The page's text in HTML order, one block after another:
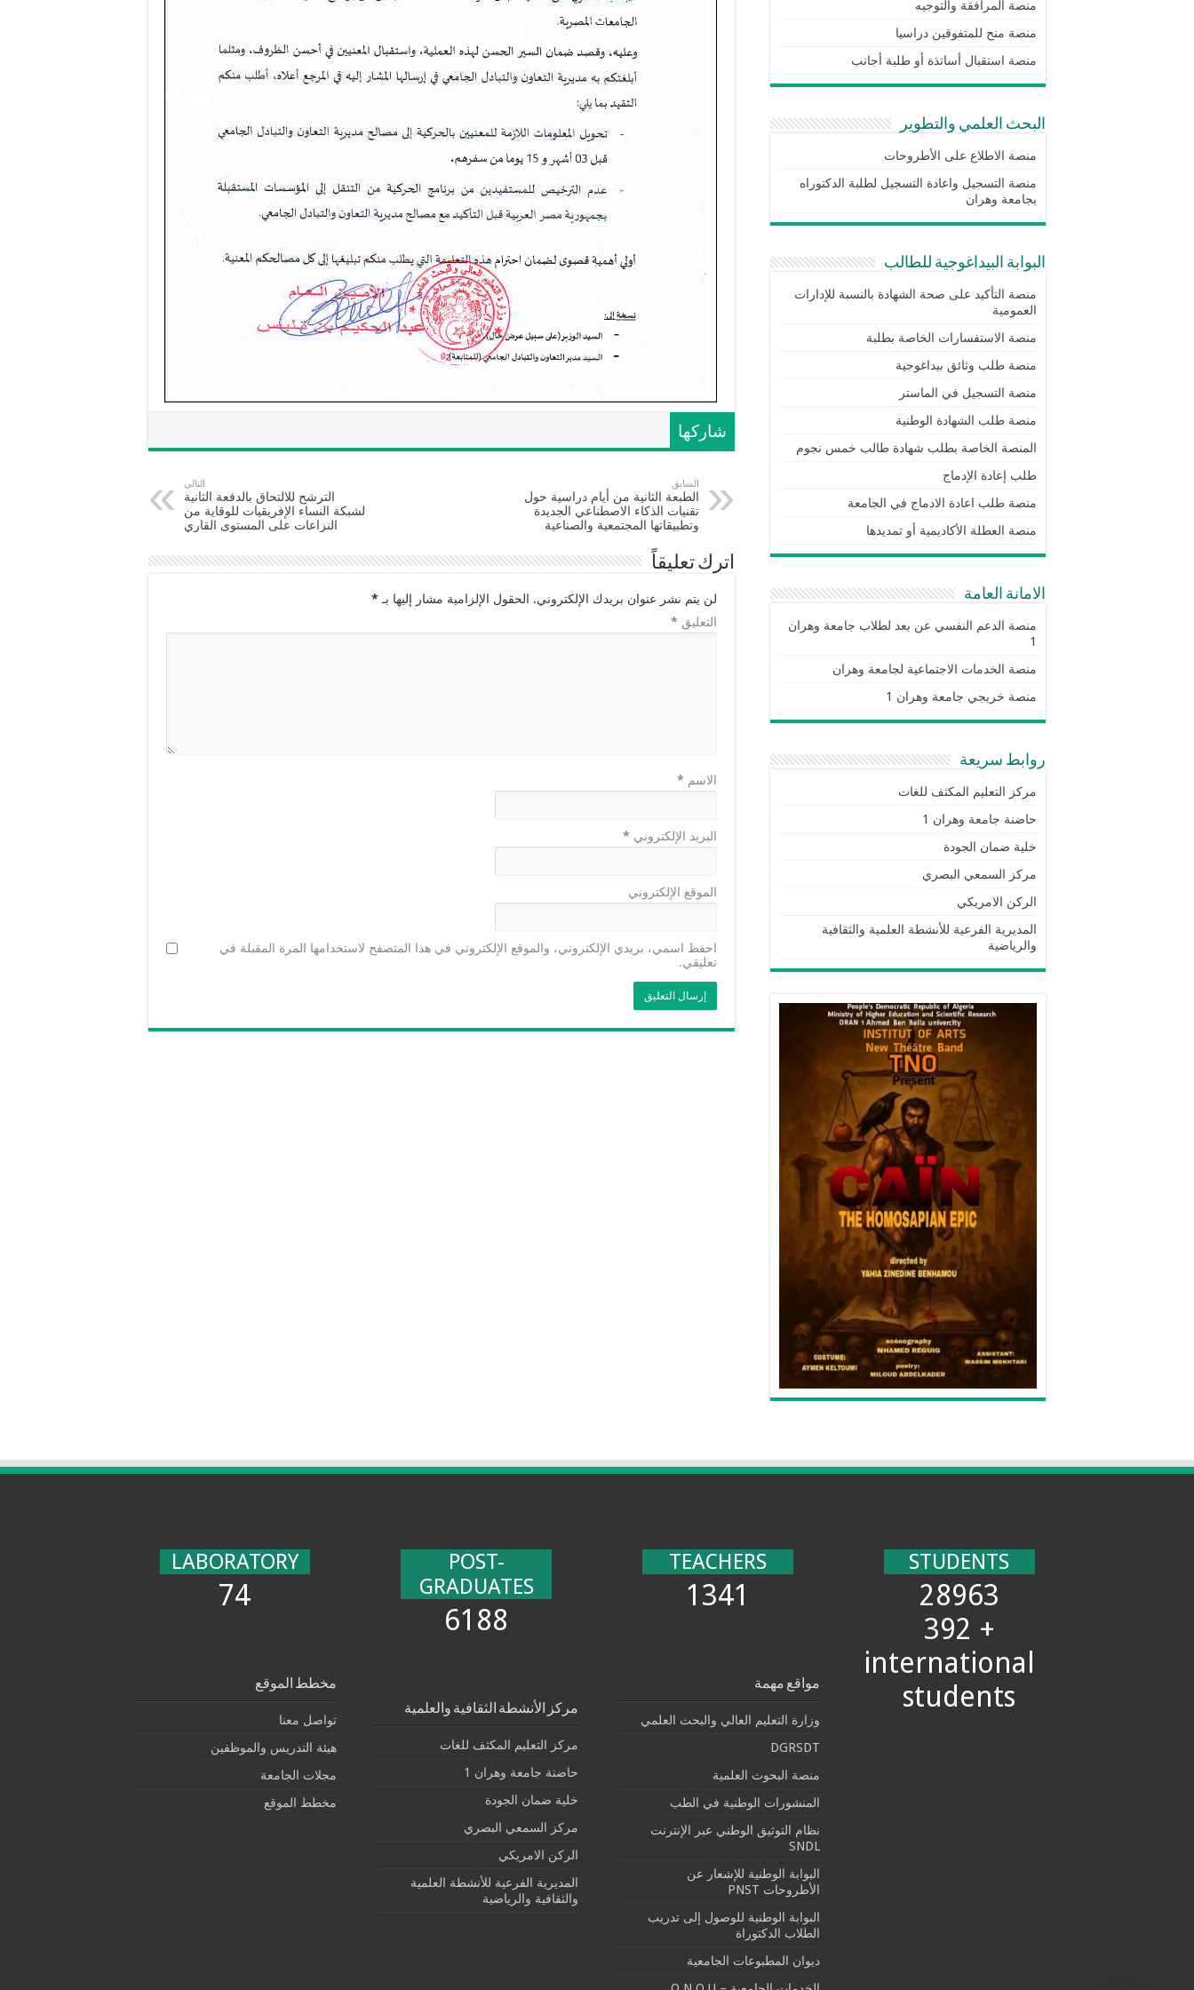
شاركها
السابق
الطبعة الثانية من أيام دراسية حول
تقنيات الذكاء الاصطناعي الجديدة
وتطبيقاتها المجتمعية والصناعية
التالي
الترشح للالتحاق بالدفعة الثانية
لشبكة النساء الإفريقيات للوقاية من
النزاعات على المستوى القاري
اترك تعليقاً
لن يتم نشر عنوان بريدك الإلكتروني. الحقول الإلزامية مشار إليها بـ *
التعليق *
الاسم *
البريد الإلكتروني *
الموقع الإلكتروني
احفظ اسمي، بريدي الإلكتروني، والموقع الإلكتروني في هذا المتصفح لاستخدامها المرة المقبلة في
تعليقي.
منصة المرافقة والتوجيه
منصة منح للمتفوقين دراسيا
منصة استقبال أساتذة أو طلبة أجانب
البحث العلمي والتطوير
منصة الاطلاع على الأطروحات
منصة التسجيل واعادة التسجيل لطلبة الدكتوراه
بجامعة وهران
البوابة البيداغوجية للطالب
منصة التأكيد على صحة الشهادة بالنسبة للإدارات
العمومية
منصة الاستفسارات الخاصة بطلبة
منصة طلب وثائق بيداغوجية
منصة التسجيل في الماستر
منصة طلب الشهادة الوطنية
المنصة الخاصة بطلب شهادة طالب خمس نجوم
طلب إعادة الإدماج
منصة طلب اعادة الادماج في الجامعة
منصة العطلة الأكاديمية أو تمديدها
الامانة العامة
منصة الدعم النفسي عن بعد لطلاب جامعة وهران
1
منصة الخدمات الاجتماعية لجامعة وهران
منصة خريجي جامعة وهران 1
روابط سريعة
مركز التعليم المكثف للغات
حاضنة جامعة وهران 1
خلية ضمان الجودة
مركز السمعي البصري
الركن الامريكي
المديرية الفرعية للأنشطة العلمية والثقافية
والرياضية
STUDENTS
28963
+ 392
international
students
TEACHERS
1341
مواقع مهمة
وزارة التعليم العالي والبحث العلمي
DGRSDT
منصة البحوث العلمية
المنشورات الوطنية في الطب
نظام التوثيق الوطني عبر الإنترنت
SNDL
البوابة الوطنية للإشعار عن
الأطروحات PNST
البوابة الوطنية للوصول إلى تدريب
الطلاب الدكتوراة
ديوان المطبوعات الجامعية
POST-
GRADUATES
6188
مركز الأنشطة الثقافية والعلمية
مركز التعليم المكثف للغات
حاضنة جامعة وهران 1
خلية ضمان الجودة
مركز السمعي البصري
الركن الامريكي
المديرية الفرعية للأنشطة العلمية
والثقافية والرياضية
LABORATORY
74
مخطط الموقع
تواصل معنا
هيئة التدريس والموظفين
مجلات الجامعة
مخطط الموقع